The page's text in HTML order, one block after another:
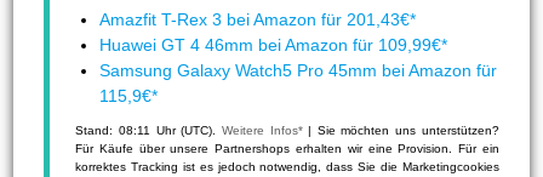
Amazfit T-Rex 3 bei Amazon für 201,43€*
Huawei GT 4 46mm bei Amazon für 109,99€*
Samsung Galaxy Watch5 Pro 45mm bei Amazon für
115,9€*
Stand: 08:11 Uhr (UTC). Weitere Infos*| Sie möchten uns unterstützen?
Für Käufe über unsere Partnershops erhalten wir eine Provision. Für ein
korrektes Tracking ist es jedoch notwendig, dass Sie die Marketingcookies